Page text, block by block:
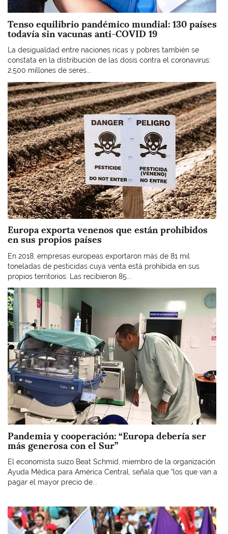
Tenso equilibrio pandémico mundial: 130 países
todavía sin vacunas anti-COVID 19
La desigualdad entre naciones ricas y pobres también se
constata en la distribución de las dosis contra el coronavirus:
2.500 millones de seres...
Imagen
Europa exporta venenos que están prohibidos
en sus propios países
En 2018, empresas europeas exportaron más de 81 mil
toneladas de pesticidas cuya venta está prohibida en sus
propios territorios. Las recibieron 85...
Imagen
Pandemia y cooperación: “Europa debería ser
más generosa con el Sur”
El economista suizo Beat Schmid, miembro de la organización
Ayuda Médica para América Central, señala que “los que van a
pagar el mayor precio de...
Imagen